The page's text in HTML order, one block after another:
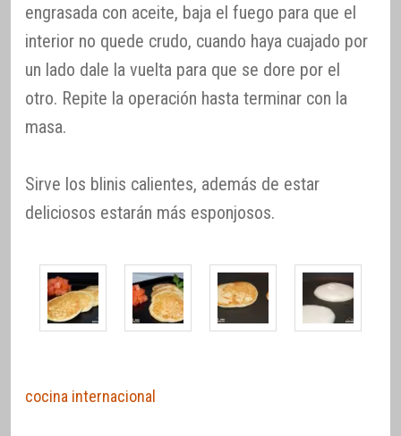
engrasada con aceite, baja el fuego para que el
interior no quede crudo, cuando haya cuajado por
un lado dale la vuelta para que se dore por el
otro. Repite la operación hasta terminar con la
masa.
Sirve los blinis calientes, además de estar
deliciosos estarán más esponjosos.
cocina internacional